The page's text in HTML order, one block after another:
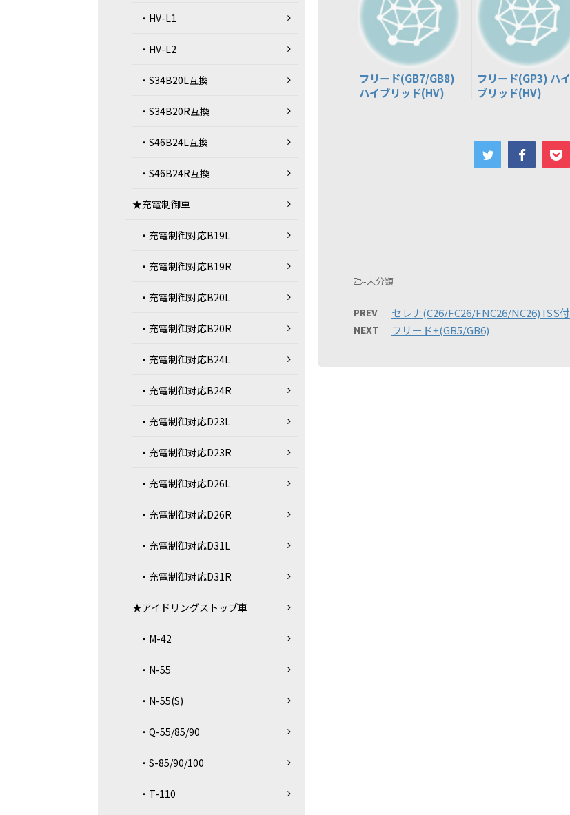
フリード(GB7/GB8)
ハイブリッド(HV)
フリード(GP3) ハイ
ブリッド(HV)
-未分類
PREV セレナ(C26/FC26/FNC26/NC26) ISS付
NEXT フリード+(GB5/GB6)
・HV-L1
・HV-L2
・S34B20L互換
・S34B20R互換
・S46B24L互換
・S46B24R互換
★充電制御車
・充電制御対応B19L
・充電制御対応B19R
・充電制御対応B20L
・充電制御対応B20R
・充電制御対応B24L
・充電制御対応B24R
・充電制御対応D23L
・充電制御対応D23R
・充電制御対応D26L
・充電制御対応D26R
・充電制御対応D31L
・充電制御対応D31R
★アイドリングストップ車
・M-42
・N-55
・N-55(S)
・Q-55/85/90
・S-85/90/100
・T-110